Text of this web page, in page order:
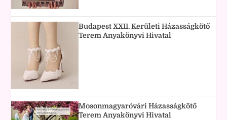
Budapest XXII. Kerületi Házasságkötő
Terem Anyakönyvi Hivatal
Mosonmagyaróvári Házasságkötő
Terem Anyakönyvi Hivatal